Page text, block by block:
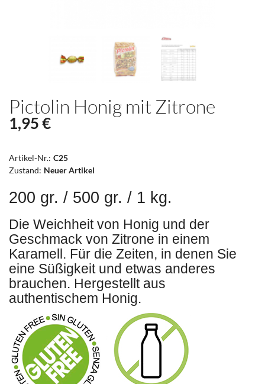
Pictolin Honig mit Zitrone
1,95 €
Artikel-Nr.: C25
Zustand: Neuer Artikel
200 gr. / 500 gr. / 1 kg.
Die Weichheit von Honig und der
Geschmack von Zitrone in einem
Karamell. Für die Zeiten, in denen Sie
eine Süßigkeit und etwas anderes
brauchen. Hergestellt aus
authentischem Honig.